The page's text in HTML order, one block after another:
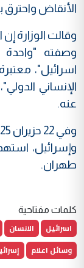
الأنقاض واحترق
وصفته "واحدة
اسرائيل"،
الإنساني
عنه.
وإسرائيل،
طهران.
كلمات مفتاحية
اسرائيل الانسان
وسائل اعلام